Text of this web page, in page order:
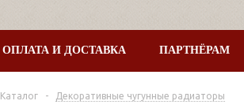
ОПЛАТА И ДОСТАВКА ПАРТНЁРАМ
Каталог - Декоративные чугунные радиаторы